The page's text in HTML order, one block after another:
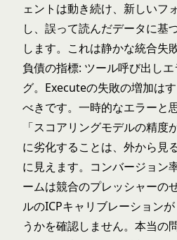
ェントは動き続け、新しいフ
し、誤って読んだデータに基
します。これは静かな統合失
負債の指標: ツール呼び出し
グ。Executeの失敗の増加は
べきです。一時的なエラーと
「スコアリングモデルの精度
に劣化することは、外から見
に見えます。コンバージョン
ームは競合のプレッシャーの
ルのICPキャリブレーション
うかを確認しません。本当の